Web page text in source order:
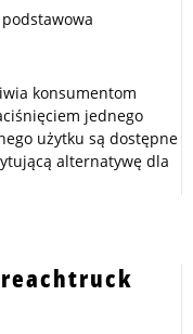
podstawowa
konsumentom
jednego
użytku są dostępne
alternatywę dla